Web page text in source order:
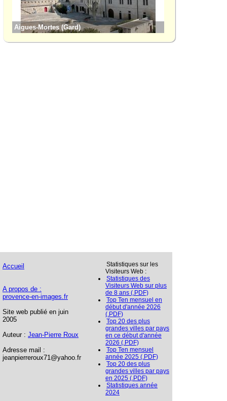
Aigues-Mortes (Gard)
Accueil
A propos de :
provence-en-images.fr
Site web publié en juin
2005
Auteur : Jean-Pierre Roux
Adresse mail :
jeanpierreroux71@yahoo.fr
Statistiques sur les
Visiteurs Web :
Statistiques des
Visiteurs Web sur plus
de 8 ans (.PDF)
Top Ten mensuel en
début d'année 2026
(.PDF)
Top 20 des plus
grandes villes par pays
en ce début d'année
2026 (.PDF)
Top Ten mensuel
année 2025 (.PDF)
Top 20 des plus
grandes villes par pays
en 2025 (.PDF)
Statistiques année
2024